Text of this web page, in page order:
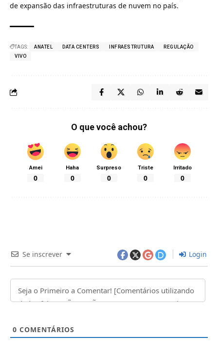
de expansão das infraestruturas de nuvem no país.
TAGS: ANATEL DATA CENTERS INFRAESTRUTURA
REGULAÇÃO
VIVO
O que você achou?
Amei
0
Haha
0
Surpreso
0
Triste
0
Irritado
0
Se inscrever Login
0 COMENTÁRIOS